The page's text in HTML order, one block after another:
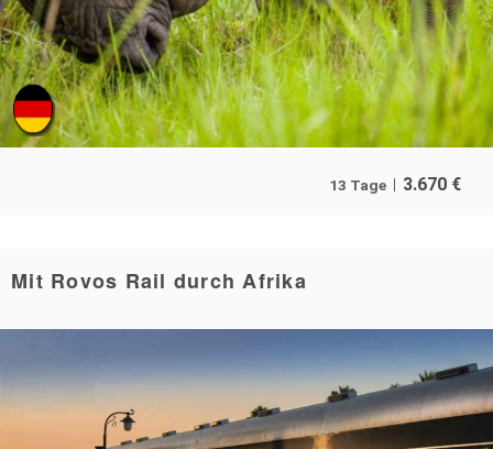
13 Tage 3.670 €
Mit Rovos Rail durch Afrika